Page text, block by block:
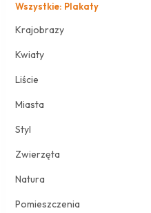
Wszystkie: Plakaty
Krajobrazy
Kwiaty
Liście
Miasta
Styl
Zwierzęta
Natura
Pomieszczenia